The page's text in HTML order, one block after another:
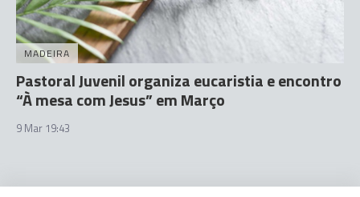
MADEIRA
Pastoral Juvenil organiza eucaristia e encontro
“À mesa com Jesus” em Março
9 Mar 19:43